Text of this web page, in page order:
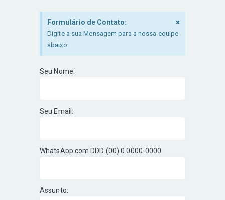
Formulário de Contato:
Digite a sua Mensagem para a nossa equipe
abaixo.
×
Seu Nome:
Seu Email:
WhatsApp com DDD (00) 0 0000-0000
Assunto: